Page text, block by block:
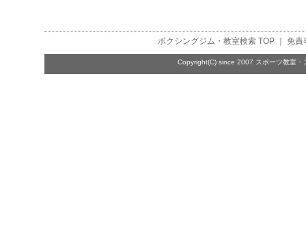
ボクシングジム・教室検索TOP ｜ 免責
Copyright(C) since 2007 スポーツ教室・